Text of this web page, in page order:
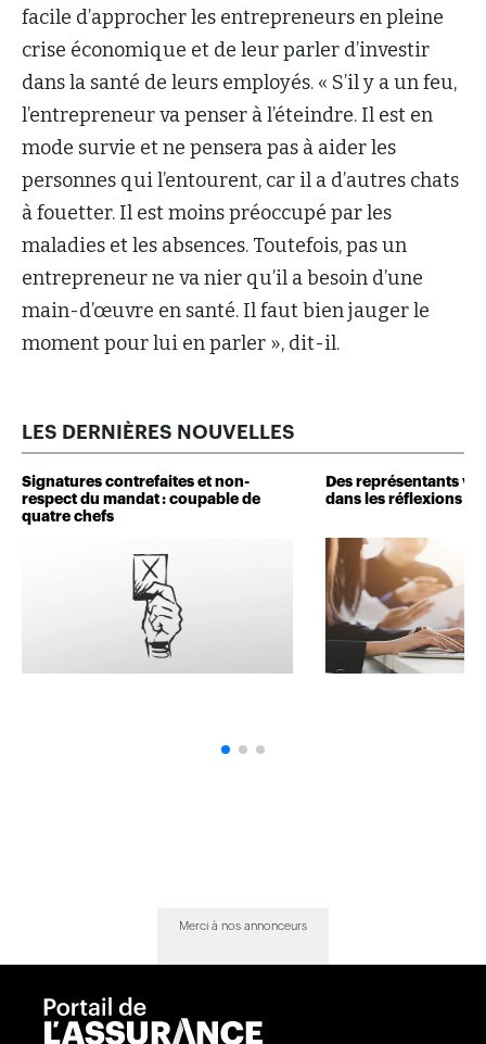
facile d’approcher les entrepreneurs en pleine
crise économique et de leur parler d’investir
dans la santé de leurs employés. « S’il y a un feu,
l’entrepreneur va penser à l’éteindre. Il est en
mode survie et ne pensera pas à aider les
personnes qui l’entourent, car il a d’autres chats
à fouetter. Il est moins préoccupé par les
maladies et les absences. Toutefois, pas un
entrepreneur ne va nier qu’il a besoin d’une
main-d’œuvre en santé. Il faut bien jauger le
moment pour lui en parler », dit-il.
LES DERNIÈRES NOUVELLES
Signatures contrefaites et non-
respect du mandat : coupable de
quatre chefs
Des représentants
dans les réflexions de
Merci à nos annonceurs